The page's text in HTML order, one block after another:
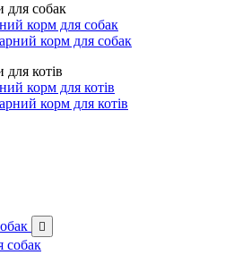
для собак
корм для собак
корм для собак
для котів
корм для котів
корм для котів

собак